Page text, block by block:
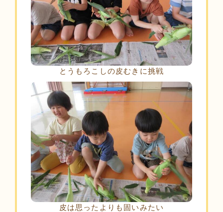
とうもろこしの皮むきに挑戦
皮は思ったよりも固いみたい